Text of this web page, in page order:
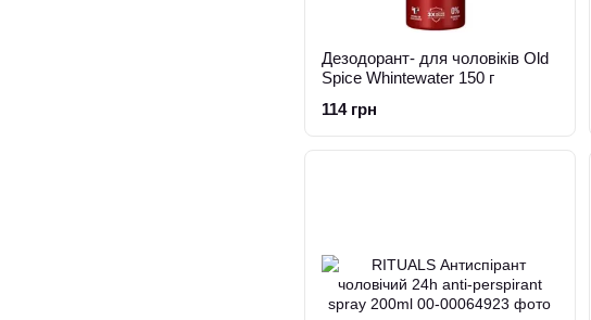
Дезодорант- для чоловіків Old
Spice Whintewater 150 г
114 грн